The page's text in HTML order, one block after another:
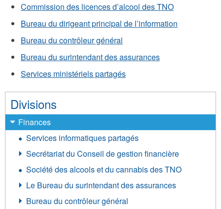
Commission des licences d’alcool des TNO
Bureau du dirigeant principal de l’information
Bureau du contrôleur général
Bureau du surintendant des assurances
Services ministériels partagés
Divisions
Finances
Services informatiques partagés
Secrétariat du Conseil de gestion financière
Société des alcools et du cannabis des TNO
Le Bureau du surintendant des assurances
Bureau du contrôleur général